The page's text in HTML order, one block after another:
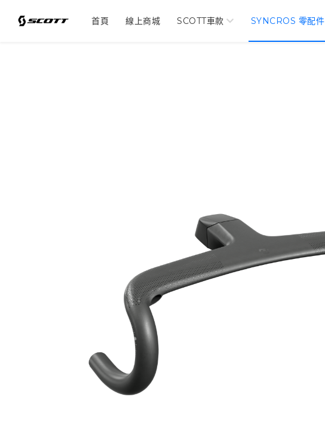
首頁 線上商城 SCOTT車款 SYNCROS 零配件